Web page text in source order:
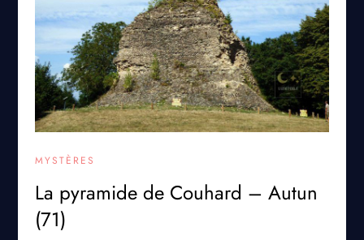
MYSTÈRES
La pyramide de Couhard – Autun
(71)